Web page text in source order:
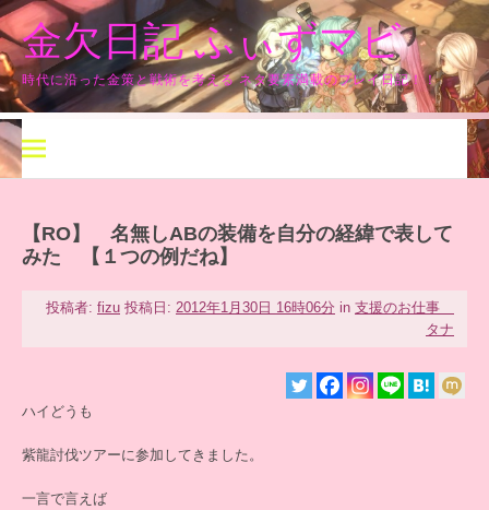
コ
ン
テ
ン
ツ
へ
ス
キ
ッ
金欠日記 ふぃずマビ
時代に沿った金策と戦術を考える ネタ要素満載のプレイ日記！！
【RO】 名無しABの装備を自分の経緯で表して
みた 【１つの例だね】
投稿者: fizu 投稿日: 2012年1月30日 16時06分 in 支援のお仕事
タナ
ハイどうも
紫龍討伐ツアーに参加してきました。
一言で言えば